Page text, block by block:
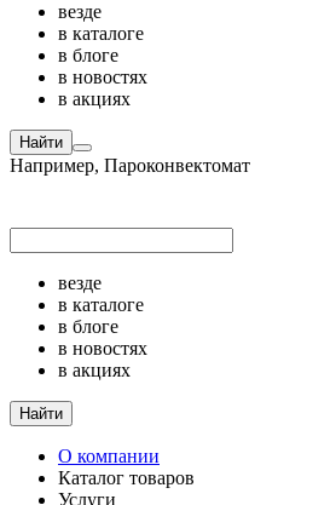
везде
в каталоге
в блоге
в новостях
в акциях
Найти
Например, Пароконвектомат
везде
в каталоге
в блоге
в новостях
в акциях
Найти
О компании
Каталог товаров
Услуги